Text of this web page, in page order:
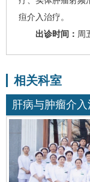
疸介入治疗。
出诊时间： 周
相关科室
肝病与肿瘤介